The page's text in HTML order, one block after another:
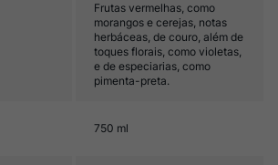
Frutas vermelhas, como
morangos e cerejas, notas
herbáceas, de couro, além de
toques florais, como violetas,
e de especiarias, como
pimenta-preta.
750 ml